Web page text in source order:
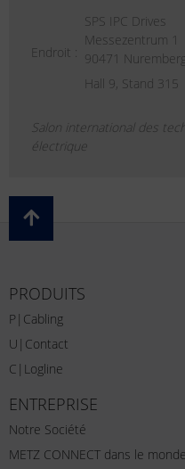
Endroit :
SPS IPC Drives
Messezentrum 1
90471 Nuremberg
Hall 9, Stand 315
Salon international des
électrique
PRODUITS
P|Cabling
U|Contact
C|Logline
ENTREPRISE
Notre Société
METZ CONNECT dans le monde